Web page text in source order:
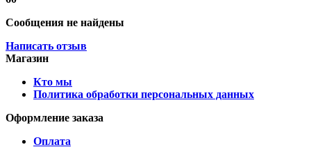
Сообщения не найдены
Написать отзыв
Магазин
Кто мы
Политика обработки персональных данных
Оформление заказа
Оплата